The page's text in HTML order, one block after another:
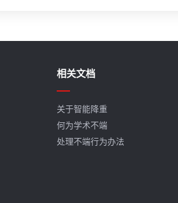
相关文档
关于智能降重
何为学术不端
处理不端行为办法